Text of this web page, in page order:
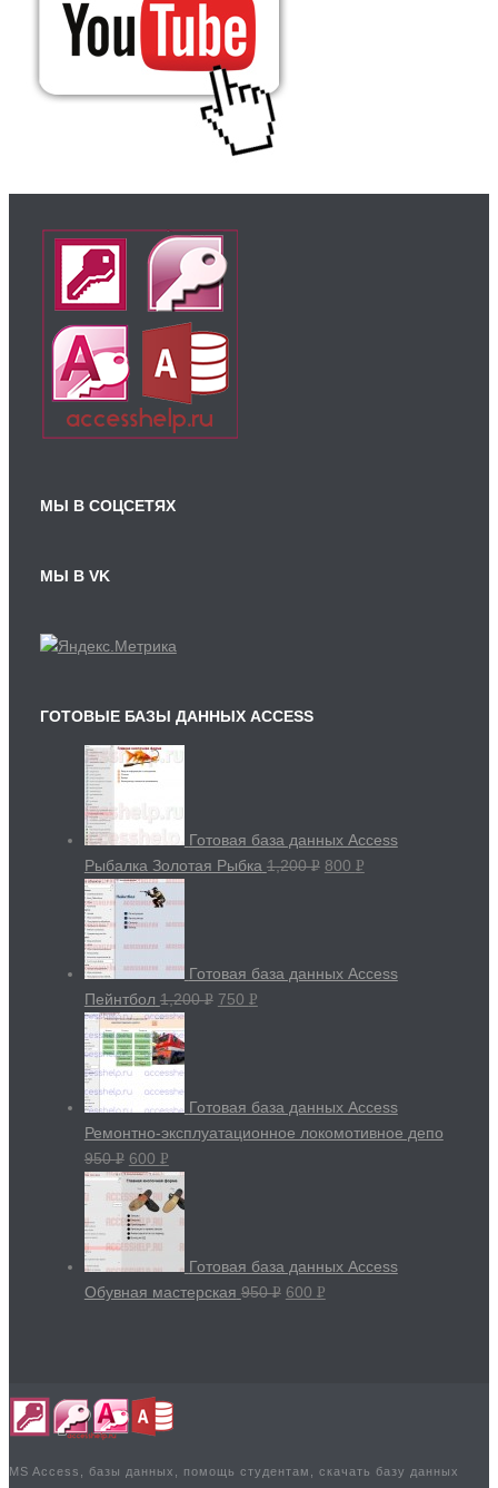
МЫ В СОЦСЕТЯХ
МЫ В VK
ГОТОВЫЕ БАЗЫ ДАННЫХ ACCESS
Готовая база данных Access
Рыбалка Золотая Рыбка 1,200Р 800 Р
Готовая база данных Access
Пейнтбол 1,200Р 750 Р
Готовая база данных Access
Ремонтно-эксплуатационное локомотивное депо
950Р
УБ.
600 Р
УБ.
Готовая база данных Access
Обувная мастерская 950Р 600 Р
MS Access, базы данных, помощь студентам, скачать базу данных